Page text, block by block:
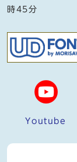
時45分
Youtube